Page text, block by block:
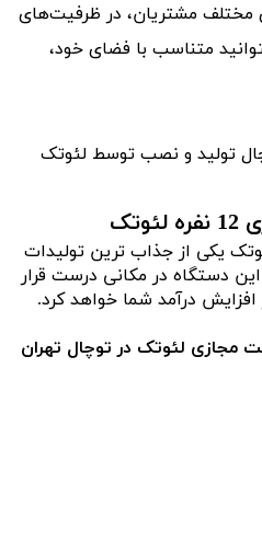
مختلف مشتریان، در ظرفیت‌های
متناسب با فضای خود،
تولید و نصب توسط لئوتک
مجازی 12 نفره لئوتک یکی از جذاب ترین تولیدات
دستگاه در مکانی درست قرار
افزایش درآمد شما خواهد کرد.